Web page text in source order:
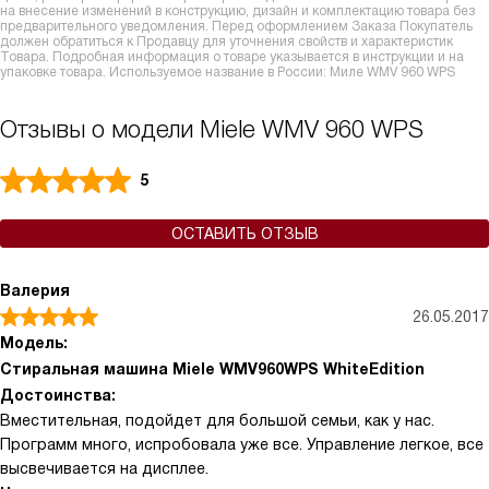
на внесение изменений в конструкцию, дизайн и комплектацию товара без
предварительного уведомления. Перед оформлением Заказа Покупатель
должен обратиться к Продавцу для уточнения свойств и характеристик
Товара. Подробная информация о товаре указывается в инструкции и на
упаковке товара. Используемое название в России: Миле WMV 960 WPS
Отзывы о модели Miele WMV 960 WPS
5
ОСТАВИТЬ ОТЗЫВ
Валерия
26.05.2017
Модель:
Стиральная машина Miele WMV960WPS WhiteEdition
Достоинства:
Вместительная, подойдет для большой семьи, как у нас.
Программ много, испробовала уже все. Управление легкое, все
высвечивается на дисплее.